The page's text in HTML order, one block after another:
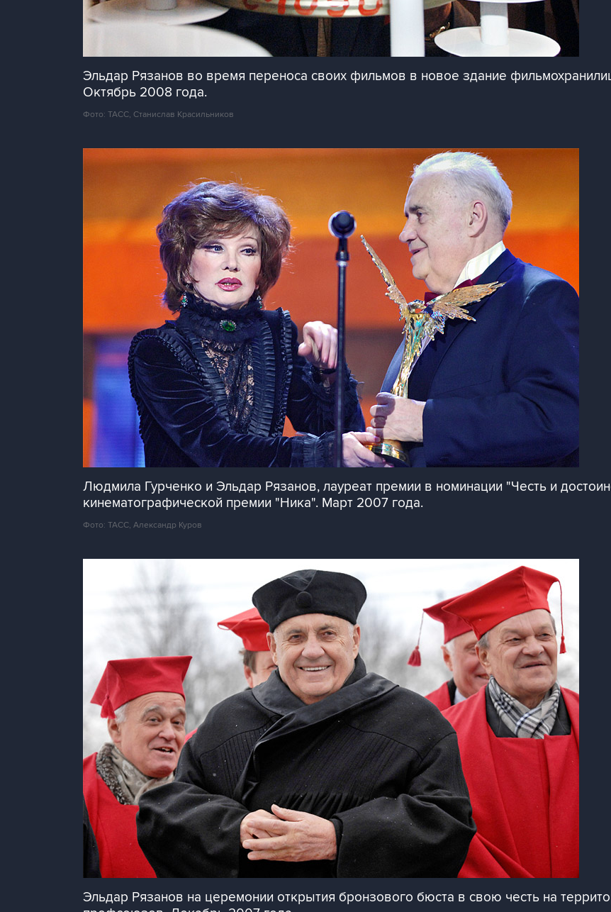
Эльдар Рязанов во время переноса своих фильмов в новое здание
Октябрь 2008 года.
Фото: ТАСС, Станислав Красильников
Людмила Гурченко и Эльдар Рязанов, лауреат премии в номинации "Честь и
кинематографической премии "Ника". Март 2007 года.
Фото: ТАСС, Александр Куров
Эльдар Рязанов на церемонии открытия бронзового бюста в свою честь на